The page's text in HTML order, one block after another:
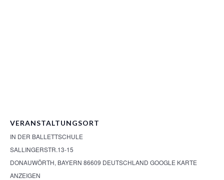
VERANSTALTUNGSORT
IN DER BALLETTSCHULE
SALLINGERSTR.13-15
DONAUWÖRTH, BAYERN 86609 DEUTSCHLAND GOOGLE KARTE
ANZEIGEN